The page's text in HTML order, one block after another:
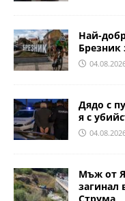
Най-
Дядо с
я с
Мъж от
загинал